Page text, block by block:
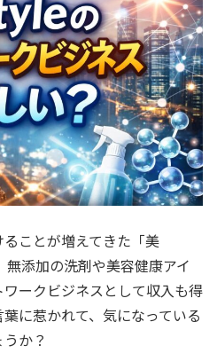
ことが増えてきた「美
添加の洗剤や美容健康アイ
ークビジネスとして収入も得
に惹かれて、気になっている
か？